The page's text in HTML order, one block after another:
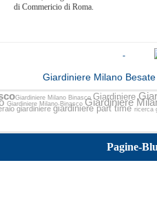
di Commericio di Roma.
Giardiniere Milano Besate
Giardiniere Milano Binasco Giardiniere
Giardiniere Milano Binasco Giardiniere
giardinieregiardiniere part time ricerca
Pagine-